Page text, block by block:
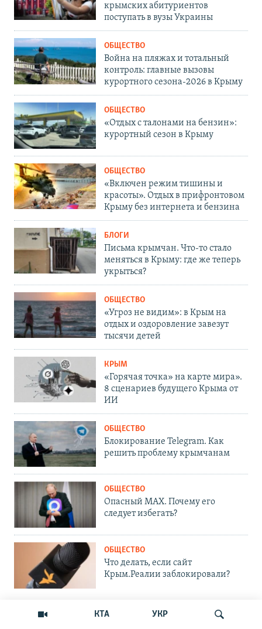
КТА УКР
крымских абитуриентов
поступать в вузы Украины
ОБЩЕСТВО
Война на пляжах и тотальный
контроль: главные вызовы
курортного сезона-2026 в Крыму
ОБЩЕСТВО
«Отдых с талонами на бензин»:
курортный сезон в Крыму
ОБЩЕСТВО
«Включен режим тишины и
красоты». Отдых в прифронтовом
Крыму без интернета и бензина
БЛОГИ
Письма крымчан. Что-то стало
меняться в Крыму: где же теперь
укрыться?
ОБЩЕСТВО
«Угроз не видим»: в Крым на
отдых и оздоровление завезут
тысячи детей
КРЫМ
«Горячая точка» на карте мира».
8 сценариев будущего Крыма от
ИИ
ОБЩЕСТВО
Блокирование Telegram. Как
решить проблему крымчанам
ОБЩЕСТВО
Опасный MAX. Почему его
следует избегать?
ОБЩЕСТВО
Что делать, если сайт
Крым.Реалии заблокировали?